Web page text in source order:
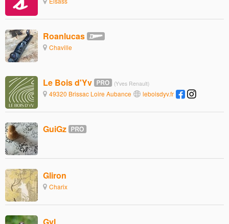
Roanlucas
Chaville
Le Bois d'Yv (Yves Renault)
49320 Brissac Loire Aubance leboisdyv.fr
GuiGz
Gliron
Charix